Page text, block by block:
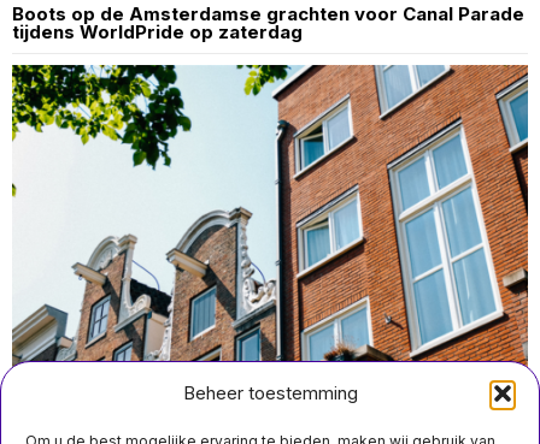
Beheer toestemming
Boots op de Amsterdamse grachten voor Canal Parade
tijdens WorldPride op zaterdag